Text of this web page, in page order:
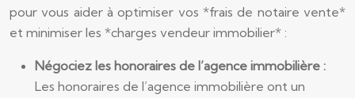
pour vous aider à optimiser vos *frais de notaire vente*
et minimiser les *charges vendeur immobilier* :
Négociez les honoraires de l’agence immobilière :
Les honoraires de l’agence immobilière ont un